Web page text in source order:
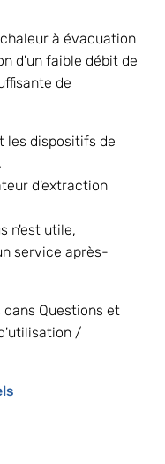
à évacuation
d'un faible débit de
de
les dispositifs de
d'extraction
n'est utile,
service après-
Questions et
/